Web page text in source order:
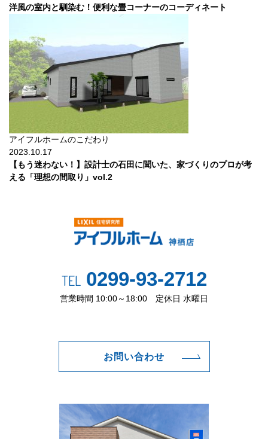
洋風の室内と馴染む！便利な畳コーナーのコーディネート
アイフルホームのこだわり
2023.10.17
【もう迷わない！】設計士の石田に聞いた、家づくりのプロが考
える「理想の間取り」vol.2
TEL0299-93-2712
営業時間 10:00～18:00 定休日 水曜日
お問い合わせ